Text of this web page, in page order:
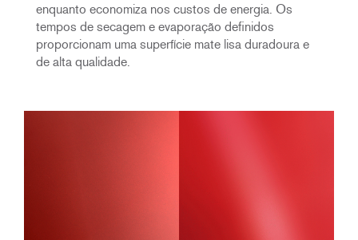
enquanto economiza nos custos de energia. Os
tempos de secagem e evaporação definidos
proporcionam uma superfície mate lisa duradoura e
de alta qualidade.